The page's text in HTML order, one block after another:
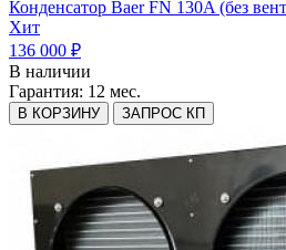
Конденсатор Baer FN 130A (без
Хит
136 000 ₽
В наличии
Гарантия: 12 мес.
В КОРЗИНУ ЗАПРОС КП